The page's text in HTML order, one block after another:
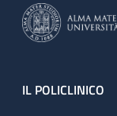
Footer
IL POLICLINICO